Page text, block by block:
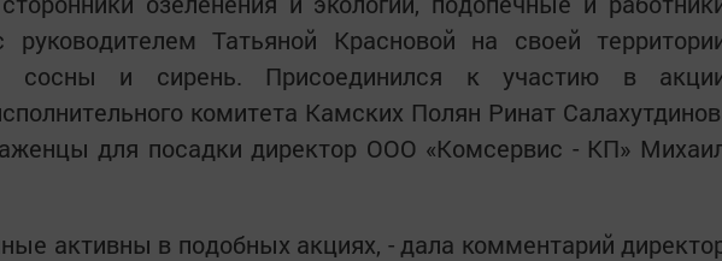
Татьяной Красновой на своей
сосны и сирень. Присоединился к участию в
комитета Камских Полян Ринат
для посадки директор ООО «Комсервис - КП»
активны в подобных акциях, - дала комментарий